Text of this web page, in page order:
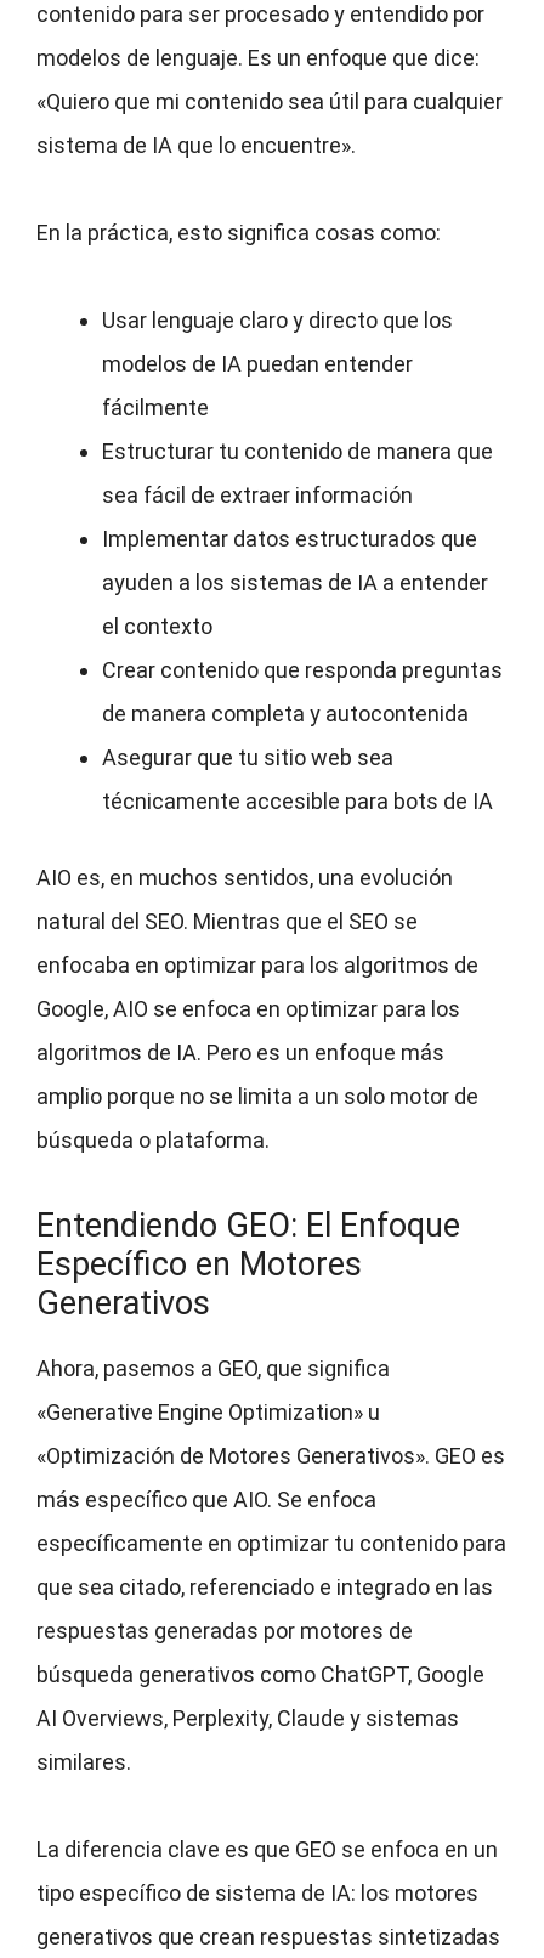
contenido para ser procesado y entendido por
modelos de lenguaje. Es un enfoque que dice:
«Quiero que mi contenido sea útil para cualquier
sistema de IA que lo encuentre».
En la práctica, esto significa cosas como:
Usar lenguaje claro y directo que los
modelos de IA puedan entender
fácilmente
Estructurar tu contenido de manera que
sea fácil de extraer información
Implementar datos estructurados que
ayuden a los sistemas de IA a entender
el contexto
Crear contenido que responda preguntas
de manera completa y autocontenida
Asegurar que tu sitio web sea
técnicamente accesible para bots de IA
AIO es, en muchos sentidos, una evolución
natural del SEO. Mientras que el SEO se
enfocaba en optimizar para los algoritmos de
Google, AIO se enfoca en optimizar para los
algoritmos de IA. Pero es un enfoque más
amplio porque no se limita a un solo motor de
búsqueda o plataforma.
Entendiendo GEO: El Enfoque
Específico en Motores
Generativos
Ahora, pasemos a GEO, que significa
«Generative Engine Optimization» u
«Optimización de Motores Generativos». GEO es
más específico que AIO. Se enfoca
específicamente en optimizar tu contenido para
que sea citado, referenciado e integrado en las
respuestas generadas por motores de
búsqueda generativos como ChatGPT, Google
AI Overviews, Perplexity, Claude y sistemas
similares.
La diferencia clave es que GEO se enfoca en un
tipo específico de sistema de IA: los motores
generativos que crean respuestas sintetizadas